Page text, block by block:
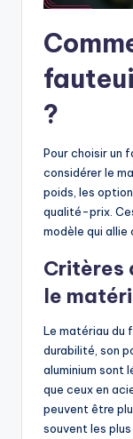
?
Pour choisir un
considérer le
poids, les
qualité-prix.
modèle qui
Critères
le
Le matériau du
durabilité, son
aluminium sont
que ceux en
peuvent être
souvent les